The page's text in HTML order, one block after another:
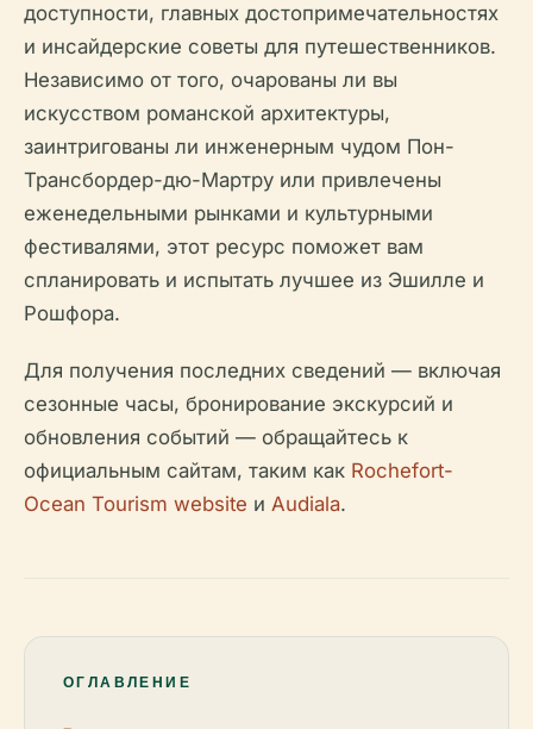
доступности, главных достопримечательностях
и инсайдерские советы для путешественников.
Независимо от того, очарованы ли вы
искусством романской архитектуры,
заинтригованы ли инженерным чудом Пон-
Трансбордер-дю-Мартру или привлечены
еженедельными рынками и культурными
фестивалями, этот ресурс поможет вам
спланировать и испытать лучшее из Эшилле и
Рошфора.
Для получения последних сведений — включая
сезонные часы, бронирование экскурсий и
обновления событий — обращайтесь к
официальным сайтам, таким как Rochefort-
Ocean Tourism website и Audiala.
ОГЛАВЛЕНИЕ